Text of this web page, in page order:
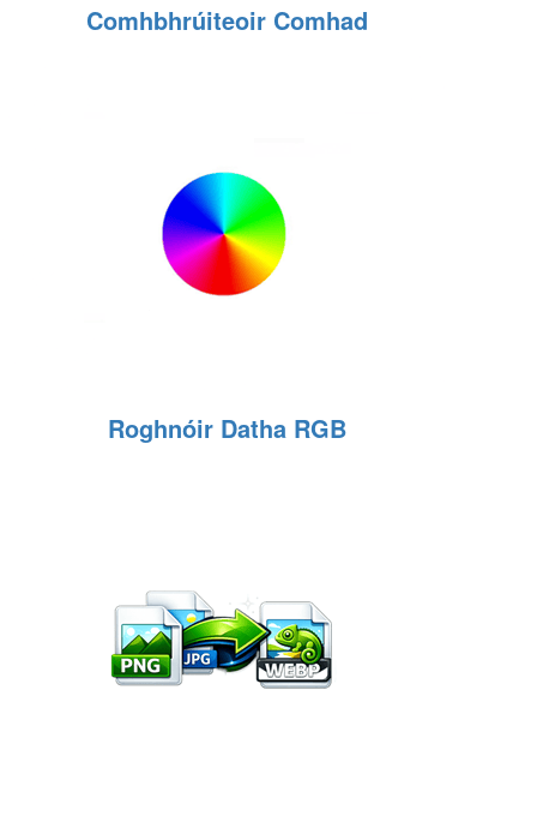
Comhbhrúiteoir Comhad
Roghnóir Datha RGB